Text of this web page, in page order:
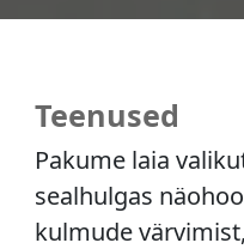
Teenused
Pakume laia
sealhulgas
kulmude